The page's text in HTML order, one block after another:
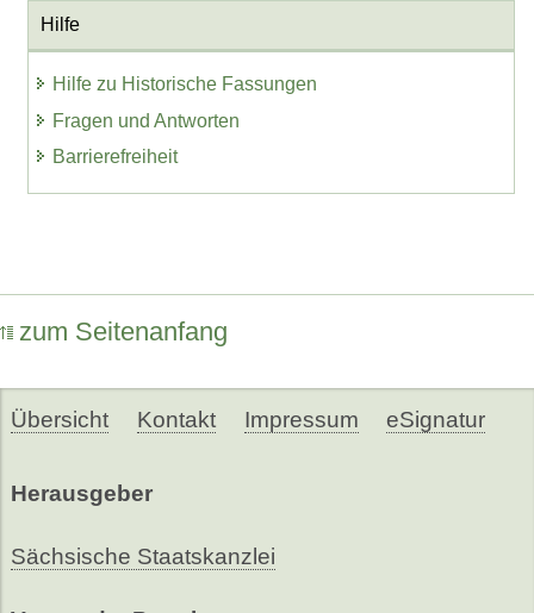
Hilfe
Hilfe zu Historische Fassungen
Fragen und Antworten
Barrierefreiheit
zum Seitenanfang
Übersicht Kontakt Impressum eSignatur
Herausgeber
Sächsische Staatskanzlei